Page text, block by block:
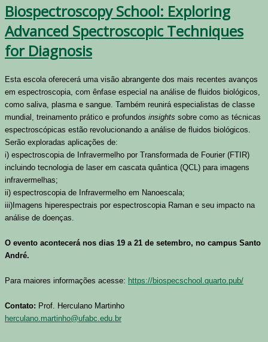
Biospectroscopy School: Exploring
Advanced Spectroscopic Techniques
for Diagnosis
Esta escola oferecerá uma visão abrangente dos mais recentes avanços
em espectroscopia, com ênfase especial na análise de fluidos biológicos,
como saliva, plasma e sangue. Também reunirá especialistas de classe
mundial, treinamento prático e profundos insights sobre como as técnicas
espectroscópicas estão revolucionando a análise de fluidos biológicos.
Serão exploradas aplicações de:
i) espectroscopia de Infravermelho por Transformada de Fourier (FTIR)
incluindo tecnologia de laser em cascata quântica (QCL) para imagens
infravermelhas;
ii) espectroscopia de Infravermelho em Nanoescala;
iii)Imagens hiperespectrais por espectroscopia Raman e seu impacto na
análise de doenças.
O evento acontecerá nos dias 19 a 21 de setembro, no campus Santo
André.
Para maiores informações acesse: https://biospecschool.quarto.pub/
Contato: Prof. Herculano Martinho
herculano.martinho@ufabc.edu.br